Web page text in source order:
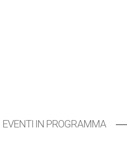
EVENTI IN PROGRAMMA